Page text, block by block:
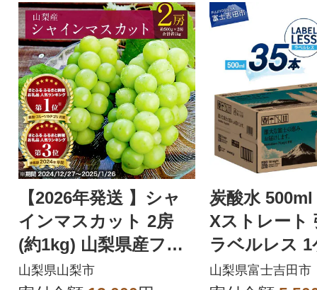
【2026年発送 】シャ
インマスカット 2房
(約1kg) 山梨県産フル
ーツ 人気のぶどう
山梨県山梨市
炭酸水
Xストレート
ラベルレス 1
山梨県富士吉田市